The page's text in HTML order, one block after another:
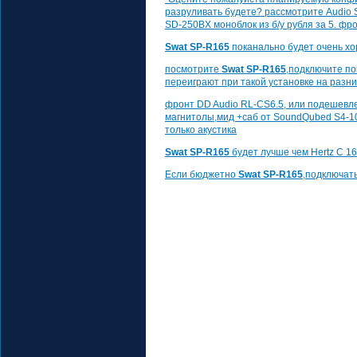
разруливать будете? рассмотрите
SD-250BX моноблок из б/у рубля за 5.
Swat SP-R165 поканально будет очень
посмотрите Swat SP-R165 ,подключите
переиграют при такой установке на
фронт DD Audio RL-CS6.5, или
магнитолы,мид +саб от SoundQubed S4-
только акустика
Swat SP-R165 будет лучше чем Hertz C
Если бюджетно Swat SP-R165